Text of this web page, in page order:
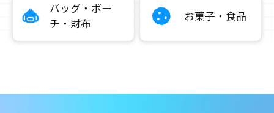
バッグ・ポー
チ・財布
お菓子・食品